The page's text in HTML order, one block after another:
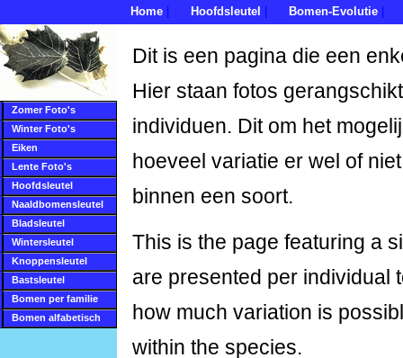
Home Hoofdsleutel Bomen-Evolutie
Zomer Foto's
Winter Foto's
Eiken
Lente Foto's
Hoofdsleutel
Naaldbomensleutel
Bladsleutel
Wintersleutel
Knoppensleutel
Bastsleutel
Bomen per familie
Bomen alfabetisch
Dit is een pagina die een
Hier staan fotos
individuen. Dit om het
hoeveel variatie er wel of
binnen een soort.
This is the page featuring a
are presented per individual
how much variation is
within the species.